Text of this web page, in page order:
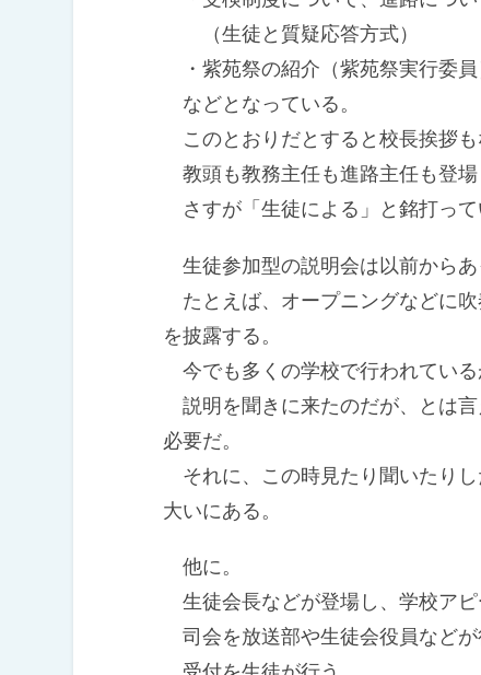
（生徒と質疑応答方式）
・紫苑祭の紹介（紫苑祭実行委員
などとなっている。
このとおりだとすると校長挨拶も
教頭も教務主任も進路主任も登場
さすが「生徒による」と銘打って
生徒参加型の説明会は以前からあ
たとえば、オープニングなどに
を披露する。
今でも多くの学校で行われている
説明を聞きに来たのだが、とは
必要だ。
それに、この時見たり聞いたり
大いにある。
他に。
生徒会長などが登場し、学校アピ
司会を放送部や生徒会役員などが